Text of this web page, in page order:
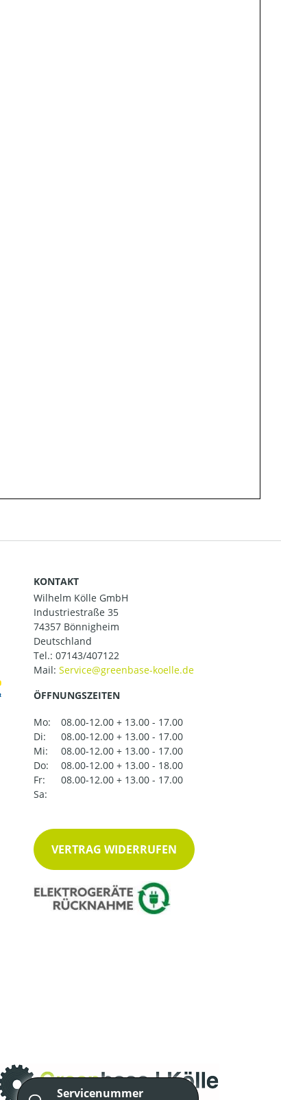
KONTAKT
Wilhelm Kölle GmbH
Industriestraße 35
74357 Bönnigheim
Deutschland
Tel.: 07143/407122
Mail:
ÖFFNUNGSZEITEN
Mo:
08.00-12.00 + 13.00 - 17.00
Di:
08.00-12.00 + 13.00 - 17.00
Mi:
08.00-12.00 + 13.00 - 17.00
Do:
08.00-12.00 + 13.00 - 18.00
Fr:
08.00-12.00 + 13.00 - 17.00
Sa:
VERTRAG WIDERRUFEN
Servicenummer